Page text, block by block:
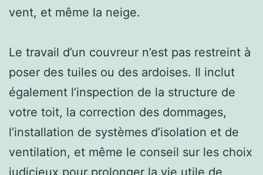
vent, et même la neige.
Le travail d’un couvreur n’est pas restreint à
poser des tuiles ou des ardoises. Il inclut
également l’inspection de la structure de
votre toit, la correction des dommages,
l’installation de systèmes d’isolation et de
ventilation, et même le conseil sur les choix
judicieux pour prolonger la vie utile de